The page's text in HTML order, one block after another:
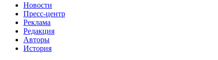
Новости
Пресс-центр
Реклама
Редакция
Авторы
История